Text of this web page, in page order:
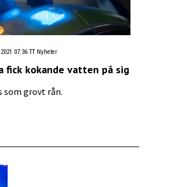
07:36 TT Nyheter
fick kokande vatten på sig
som grovt rån.